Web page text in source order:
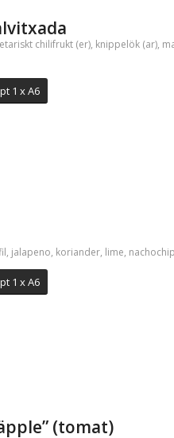
chilifrukt (er), knippelök (ar),
1 x A6
, jalapeno, koriander, lime,
1 x A6
(tomat)